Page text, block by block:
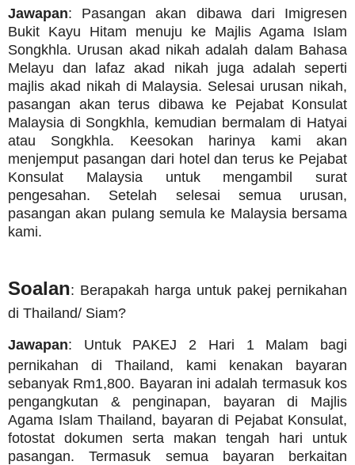
Jawapan: Pasangan akan dibawa dari Imigresen
Bukit Kayu Hitam menuju ke Majlis Agama Islam
Songkhla. Urusan akad nikah adalah dalam Bahasa
Melayu dan lafaz akad nikah juga adalah seperti
majlis akad nikah di Malaysia. Selesai urusan nikah,
pasangan akan terus dibawa ke Pejabat Konsulat
Malaysia di Songkhla, kemudian bermalam di Hatyai
atau Songkhla. Keesokan harinya kami akan
menjemput pasangan dari hotel dan terus ke Pejabat
Konsulat Malaysia untuk mengambil surat
pengesahan. Setelah selesai semua urusan,
pasangan akan pulang semula ke Malaysia bersama
kami.
Soalan: Berapakah harga untuk pakej pernikahan
di Thailand/ Siam?
Jawapan: Untuk PAKEJ 2 Hari 1 Malam bagi
pernikahan di Thailand, kami kenakan bayaran
sebanyak Rm1,800. Bayaran ini adalah termasuk kos
pengangkutan & penginapan, bayaran di Majlis
Agama Islam Thailand, bayaran di Pejabat Konsulat,
fotostat dokumen serta makan tengah hari untuk
pasangan. Termasuk semua bayaran berkaitan